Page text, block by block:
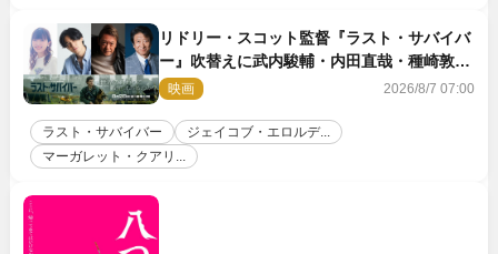
リドリー・スコット監督『ラスト・サバイバ
ー』吹替えに武内駿輔・内田直哉・種崎敦
美・井上和彦ら豪華声優陣が集結！
映画 2026/8/7 07:00
ラスト・サバイバー
ジェイコブ・エロルデ...
マーガレット・クアリ...